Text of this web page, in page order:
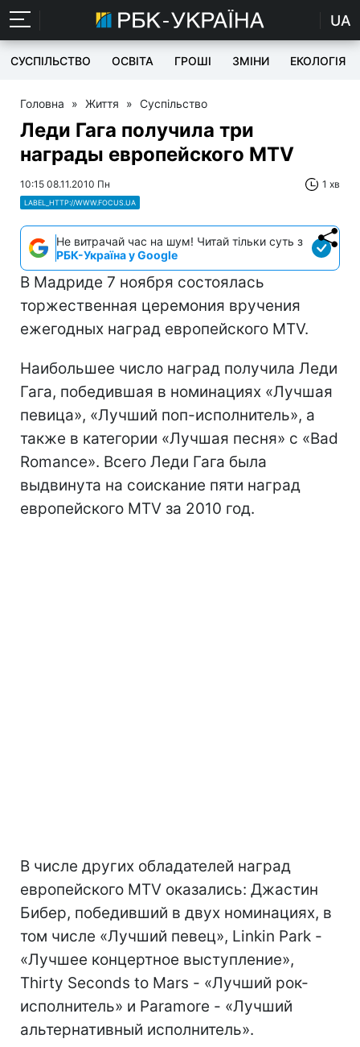
UA
СУСПІЛЬСТВО ОСВІТА ГРОШІ ЗМІНИ ЕКОЛОГІЯ
Головна » Життя » Суспільство
Леди Гага получила три
награды европейского MTV
10:15 08.11.2010 Пн 1 хв
LABEL_HTTP://WWW.FOCUS.UA
Не витрачай час на шум! Читай тільки суть з
РБК-Україна у Google
В Мадриде 7 ноября состоялась
торжественная церемония вручения
ежегодных наград европейского MTV.
Наибольшее число наград получила Леди
Гага, победившая в номинациях «Лучшая
певица», «Лучший поп-исполнитель», а
также в категории «Лучшая песня» с «Bad
Romance». Всего Леди Гага была
выдвинута на соискание пяти наград
европейского MTV за 2010 год.
В числе других обладателей наград
европейского MTV оказались: Джастин
Бибер, победивший в двух номинациях, в
том числе «Лучший певец», Linkin Park -
«Лучшее концертное выступление»,
Thirty Seconds to Mars - «Лучший рок-
исполнитель» и Paramore - «Лучший
альтернативный исполнитель».